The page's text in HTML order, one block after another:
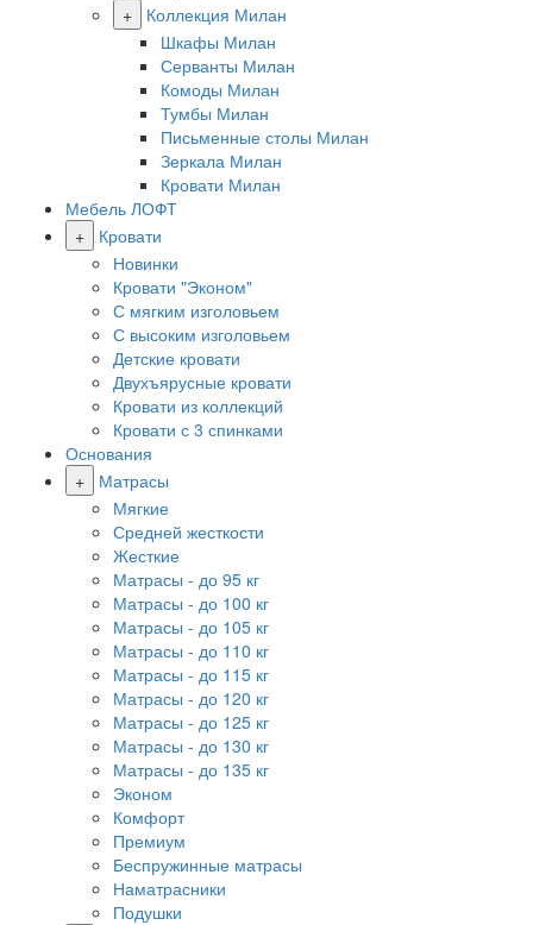
+
Коллекция Милан
Шкафы Милан
Серванты Милан
Комоды Милан
Тумбы Милан
Письменные столы Милан
Зеркала Милан
Кровати Милан
Мебель ЛОФТ
+
Кровати
Новинки
Кровати "Эконом"
С мягким изголовьем
С высоким изголовьем
Детские кровати
Двухъярусные кровати
Кровати из коллекций
Кровати с 3 спинками
Основания
+
Матрасы
Мягкие
Средней жесткости
Жесткие
Матрасы - до 95 кг
Матрасы - до 100 кг
Матрасы - до 105 кг
Матрасы - до 110 кг
Матрасы - до 115 кг
Матрасы - до 120 кг
Матрасы - до 125 кг
Матрасы - до 130 кг
Матрасы - до 135 кг
Эконом
Комфорт
Премиум
Беспружинные матрасы
Наматрасники
Подушки